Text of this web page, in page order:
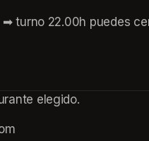
➡ turno 22.00h puedes
elegido.